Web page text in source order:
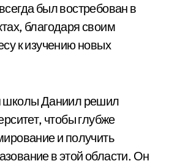
был востребован в
благодаря своим
к изучению новых
школы Даниил решил
чтобы глубже
и получить
в этой области. Он